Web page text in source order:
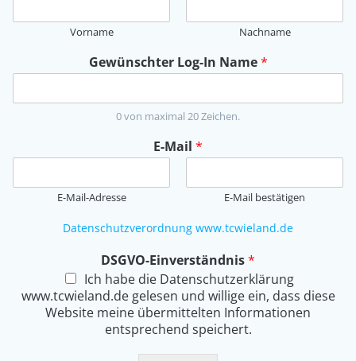
Vorname Nachname
Gewünschter Log-In Name*
0 von maximal 20 Zeichen.
E-Mail *
E-Mail-Adresse E-Mail bestätigen
Datenschutzverordnung www.tcwieland.de
DSGVO-Einverständnis*
Ich habe die Datenschutzerklärung
www.tcwieland.de gelesen und willige ein, dass diese
Website meine übermittelten Informationen
entsprechend speichert.